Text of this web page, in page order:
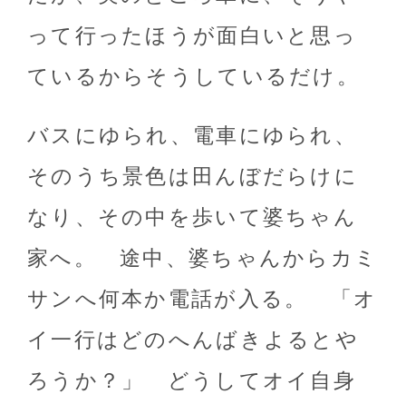
って行ったほうが面白いと思っ
ているからそうしているだけ。
バスにゆられ、電車にゆられ、
そのうち景色は田んぼだらけに
なり、その中を歩いて婆ちゃん
家へ。 途中、婆ちゃんからカミ
サンへ何本か電話が入る。 「オ
イ一行はどのへんばきよるとや
ろうか？」 どうしてオイ自身